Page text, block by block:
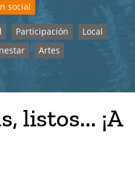
social
Participación
Local
Artes
listos... ¡A